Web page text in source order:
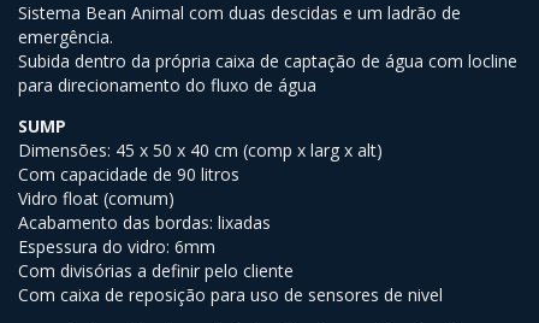
Sistema Bean Animal com duas descidas e um ladrão de
emergência.
Subida dentro da própria caixa de captação de água com locline
para direcionamento do fluxo de água
SUMP
Dimensões: 45 x 50 x 40 cm (comp x larg x alt)
Com capacidade de 90 litros
Vidro float (comum)
Acabamento das bordas: lixadas
Espessura do vidro: 6mm
Com divisórias a definir pelo cliente
Com caixa de reposição para uso de sensores de nivel